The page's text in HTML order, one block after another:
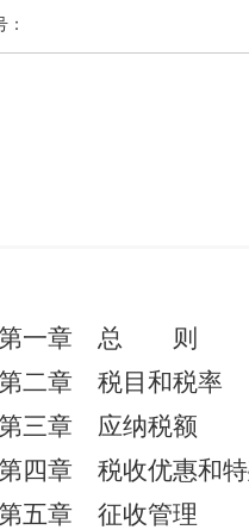
一章 总 则
二章 税目和税率
三章 应纳税额
四章 税收优惠和特
五章 征收管理